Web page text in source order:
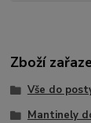
Zboží
Vše do
Mantinely